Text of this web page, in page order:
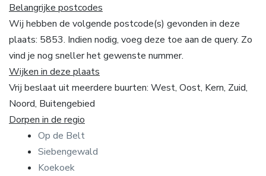
Belangrijke postcodes
Wij hebben de volgende postcode(s) gevonden in deze
plaats: 5853. Indien nodig, voeg deze toe aan de query. Zo
vind je nog sneller het gewenste nummer.
Wijken in deze plaats
Vrij beslaat uit meerdere buurten: West, Oost, Kern, Zuid,
Noord, Buitengebied
Dorpen in de regio
Op de Belt
Siebengewald
Koekoek